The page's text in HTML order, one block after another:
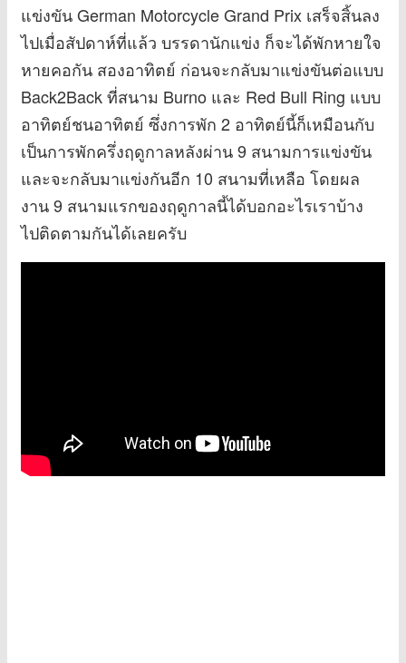
แข่งขัน German Motorcycle Grand Prix เสร็จสิ้นลง
ไปเมื่อสัปดาห์ที่แล้ว บรรดานักแข่ง ก็จะได้พักหายใจ
หายคอกัน สองอาทิตย์ ก่อนจะกลับมาแข่งขันต่อแบบ
Back2Back ที่สนาม Burno และ Red Bull Ring แบบ
อาทิตย์ชนอาทิตย์ ซึ่งการพัก 2 อาทิตย์นี้ก็เหมือนกับ
เป็นการพักครึ่งฤดูกาลหลังผ่าน 9 สนามการแข่งขัน
และจะกลับมาแข่งกันอีก 10 สนามที่เหลือ โดยผล
งาน 9 สนามแรกของฤดูกาลนี้ได้บอกอะไรเราบ้าง
ไปติดตามกันได้เลยครับ